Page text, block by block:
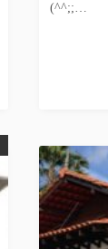
(^^;;…